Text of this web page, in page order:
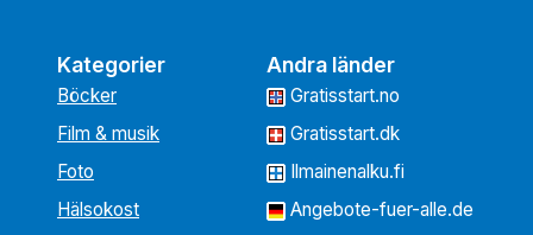
Kategorier
Böcker
Film & musik
Foto
Hälsokost
Andra länder
Gratisstart.no
Gratisstart.dk
Ilmainenalku.fi
Angebote-fuer-alle.de